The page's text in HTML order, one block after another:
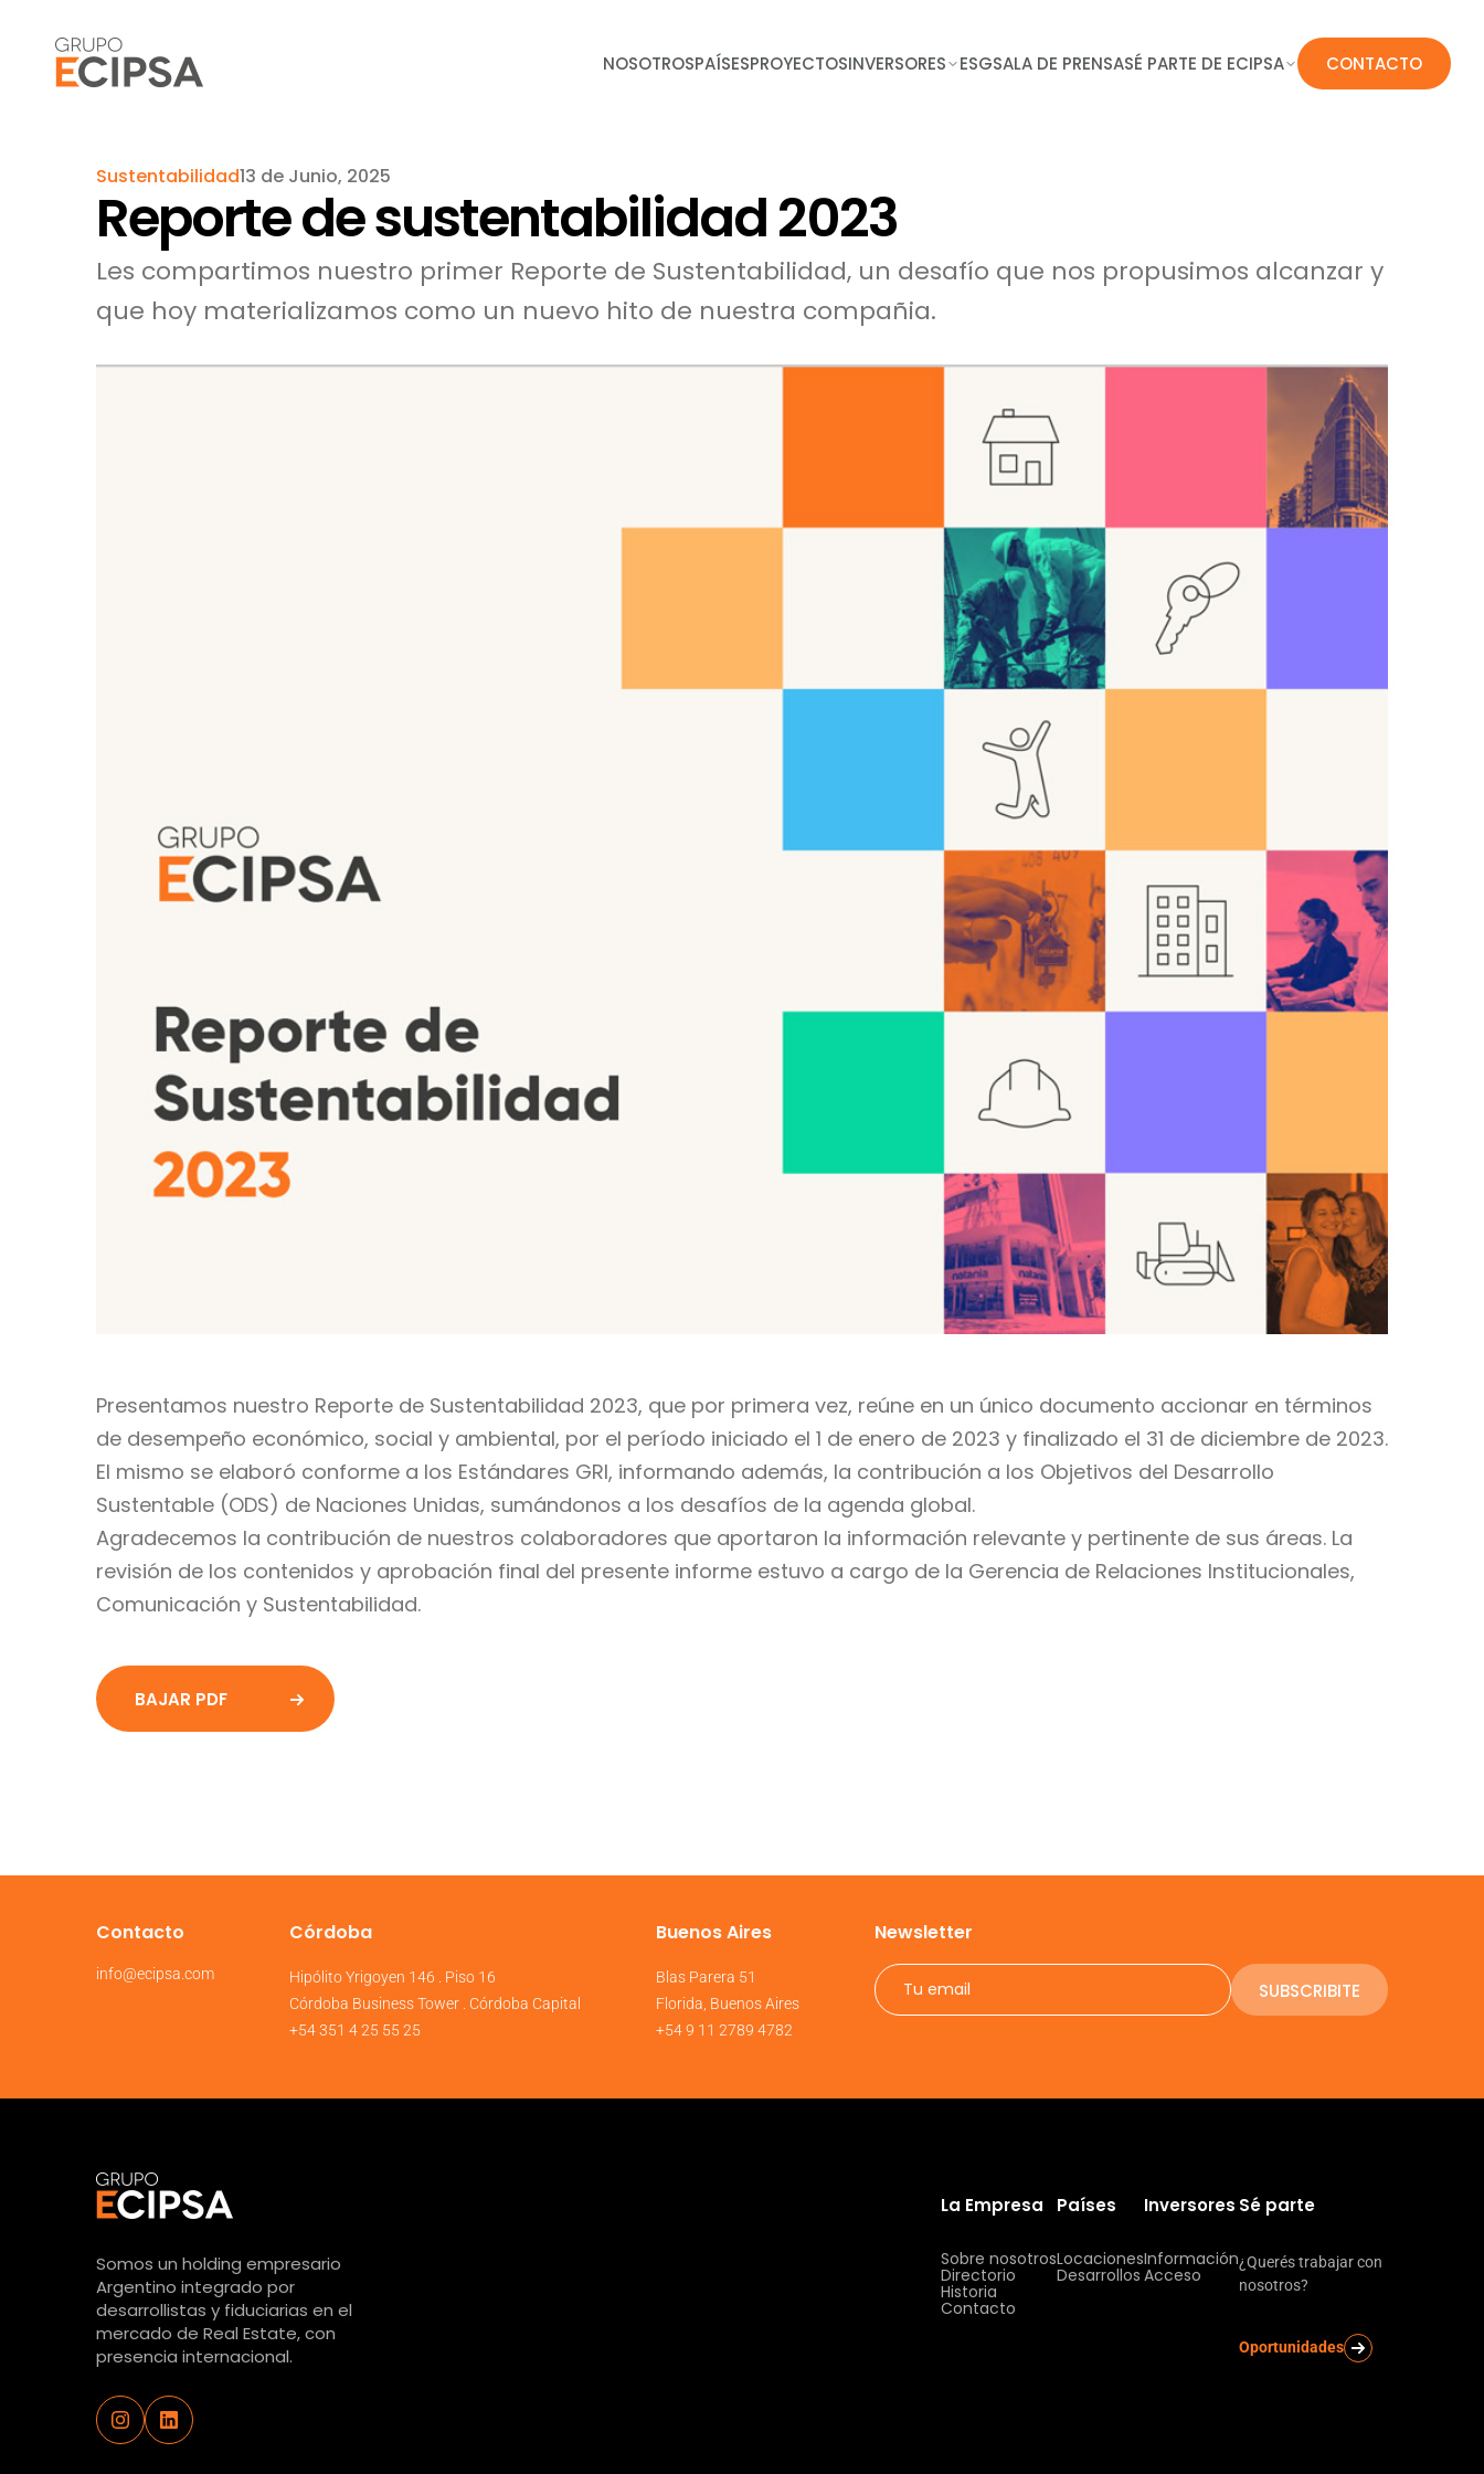
NOSOTROSPAÍSESPROYECTOSINVERSORES ESGSALA DE PRENSASÉ PARTE DE ECIPSA CONTACTO
Sustentabilidad13 de Junio, 2025
Reporte de sustentabilidad 2023
Les compartimos nuestro primer Reporte de Sustentabilidad, un desafío que nos propusimos alcanzar y
que hoy materializamos como un nuevo hito de nuestra compañia.
Presentamos nuestro Reporte de Sustentabilidad 2023, que por primera vez, reúne en un único documento accionar en términos
de desempeño económico, social y ambiental, por el período iniciado el 1 de enero de 2023 y finalizado el 31 de diciembre de 2023.
El mismo se elaboró ​​conforme a los Estándares GRI, informando además, la contribución a los Objetivos del Desarrollo
Sustentable (ODS) de Naciones Unidas, sumándonos a los desafíos de la agenda global.
Agradecemos la contribución de nuestros colaboradores que aportaron la información relevante y pertinente de sus áreas. La
revisión de los contenidos y aprobación final del presente informe estuvo a cargo de la Gerencia de Relaciones Institucionales,
Comunicación y Sustentabilidad.
BAJAR PDF
Contacto
info@ecipsa.com
Córdoba
Hipólito Yrigoyen 146 . Piso 16
Córdoba Business Tower . Córdoba Capital
+54 351 4 25 55 25
Buenos Aires
Blas Parera 51
Florida, Buenos Aires
+54 9 11 2789 4782
Newsletter
SUBSCRIBITE
Somos un holding empresario
Argentino integrado por
desarrollistas y fiduciarias en el
mercado de Real Estate, con
presencia internacional.
La Empresa
Sobre nosotros
Directorio
Historia
Contacto
Países
Locaciones
Desarrollos
Inversores
Información
Acceso
Sé parte
¿Querés trabajar con
nosotros?
Oportunidades